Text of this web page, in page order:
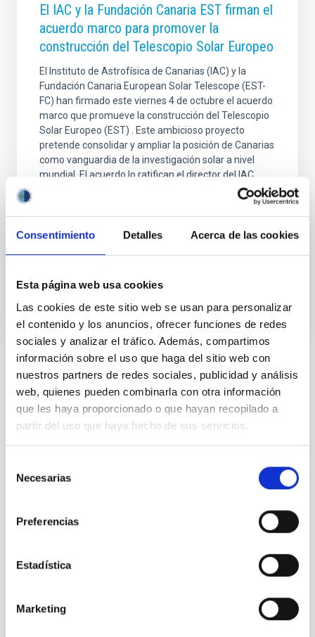
Consentimiento Detalles Acerca de las cookies
Esta página web usa cookies
Las cookies de este sitio web se usan para personalizar
el contenido y los anuncios, ofrecer funciones de redes
sociales y analizar el tráfico. Además, compartimos
información sobre el uso que haga del sitio web con
nuestros partners de redes sociales, publicidad y análisis
web, quienes pueden combinarla con otra información
que les haya proporcionado o que hayan recopilado a
partir del uso que haya hecho de sus servicios.
Necesarias
Preferencias
Estadística
Marketing
El IAC y la Fundación Canaria EST firman el
acuerdo marco para promover la
construcción del Telescopio Solar Europeo
El Instituto de Astrofísica de Canarias (IAC) y la
Fundación Canaria European Solar Telescope (EST-
FC) han firmado este viernes 4 de octubre el acuerdo
marco que promueve la construcción del Telescopio
Solar Europeo (EST) . Este ambicioso proyecto
pretende consolidar y ampliar la posición de Canarias
como vanguardia de la investigación solar a nivel
mundial. El acuerdo lo ratifican el director del IAC,
Valentín Martínez Pillet, y el presidente del Patronato,
Manuel Collados, en representación de EST-FC. En el
acto de firma han estado presentes otros miembros
vinculados al proyecto como
TIPO DE NOTICIA
FOTONOTICIA
ÁMBITO
CIENCIA Y TECNOLOGÍA
Tecnología
EST
European Solar Telescope